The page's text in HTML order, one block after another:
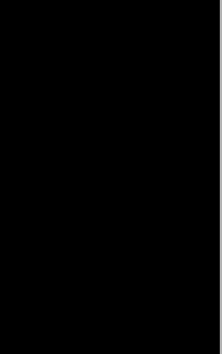
a cargo de
películas Last
contamos con enlaces a
nuestro catálogo de